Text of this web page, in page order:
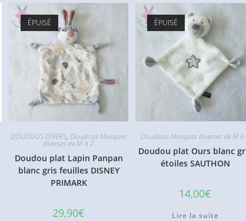
ÉPUISÉ
DOUDOUS DIVERS,Doudous Marques
diverses de M à Z
Doudou plat Lapin Panpan
blanc gris feuilles DISNEY
PRIMARK
29,90€
ÉPUISÉ
Doudous Marques diverses de M à
Doudou plat Ours blanc
étoiles SAUTHON
14,00€
Lire la suite